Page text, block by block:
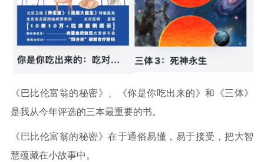
《巴比伦富翁的秘密》、《你是你吃出来的》和《三体》
是我从今年评选的三本最重要的书。
《巴比伦富翁的秘密》在于通俗易懂，易于接受，把大智
慧蕴藏在小故事中。